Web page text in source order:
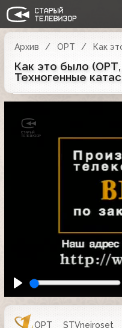
Архив ОРТ Как
Как это было
Техногенные
ОРТ STVneiroset